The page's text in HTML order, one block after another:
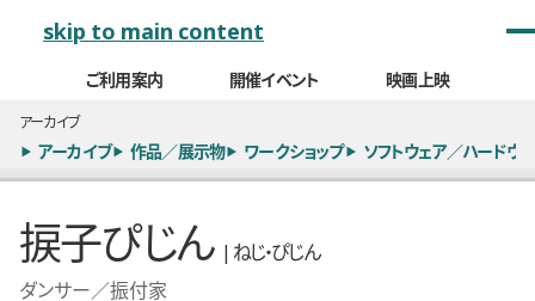
skip to main content
ご利用案内 開催イベント 映画上映
アーカイブ
アーカイブ 作品／展示物 ワークショップ ソフトウェア／ハードウ
捩子ぴじん | ねじ・ぴじん
ダンサー／振付家